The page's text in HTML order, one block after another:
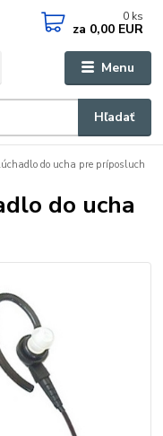
Menu
Hľadať
0 ks
za 0,00 EUR
do ucha pre príposluch
do ucha